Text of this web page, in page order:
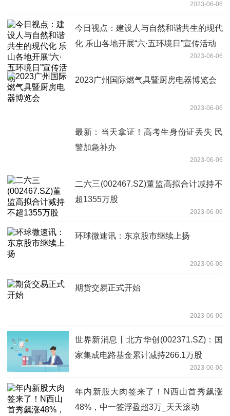
2023-06-06
今日视点：建设人与自然和谐共生的现代
化 乐山各地开展“六·五环境日”宣传活动
2023-06-06
2023广州国际燃气具暨厨房电器博览会
2023-06-06
最新： 当天拿证！高考生身份证丢失 民
警加急补办
2023-06-06
二六三(002467.SZ)董监高拟合计减持不
超1355万股
2023-06-06
环球微速讯：东京股市继续上扬
2023-06-06
期货交易正式开始
2023-06-06
世界新消息丨北方华创(002371.SZ)：国
家集成电路基金累计减持266.1万股
2023-06-06
年内新股大肉签来了！N西山首秀飙涨
48%，中一签浮盈超3万_天天滚动